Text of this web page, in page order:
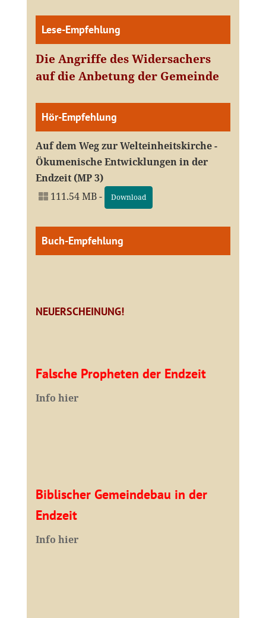
Lese-Empfehlung
Die Angriffe des Widersachers
auf die Anbetung der Gemeinde
Hör-Empfehlung
Auf dem Weg zur Welteinheitskirche -
Ökumenische Entwicklungen in der
Endzeit (MP 3)
111.54 MB -
Download
Buch-Empfehlung
NEUERSCHEINUNG!
Falsche Propheten der Endzeit
Info hier
Biblischer Gemeindebau in der
Endzeit
Info hier